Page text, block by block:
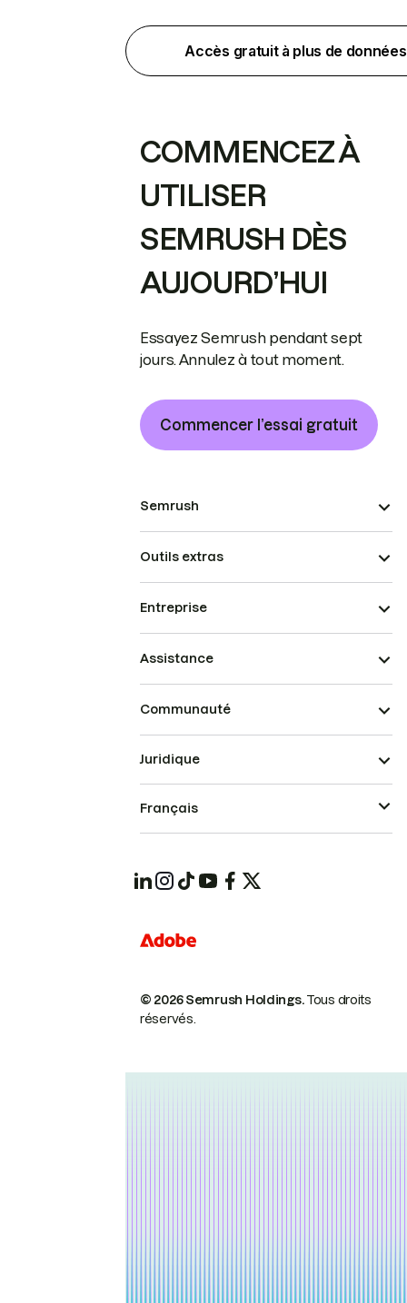
Accès gratuit à plus de données
COMMENCEZ À
UTILISER
SEMRUSH DÈS
AUJOURD’HUI
Essayez Semrush pendant sept
jours. Annulez à tout moment.
Commencer l’essai gratuit
Semrush
Outils extras
Entreprise
Assistance
Communauté
© 2026 Semrush Holdings.Tous droits
réservés.
Juridique
Français